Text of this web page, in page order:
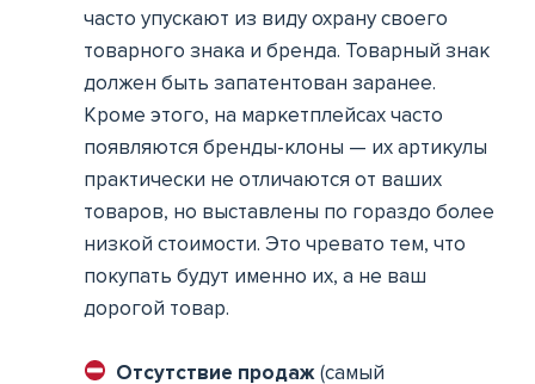
часто упускают из виду охрану своего
товарного знака и бренда. Товарный знак
должен быть запатентован заранее.
Кроме этого, на маркетплейсах часто
появляются бренды-клоны — их артикулы
практически не отличаются от ваших
товаров, но выставлены по гораздо более
низкой стоимости. Это чревато тем, что
покупать будут именно их, а не ваш
дорогой товар.
Отсутствие продаж(самый